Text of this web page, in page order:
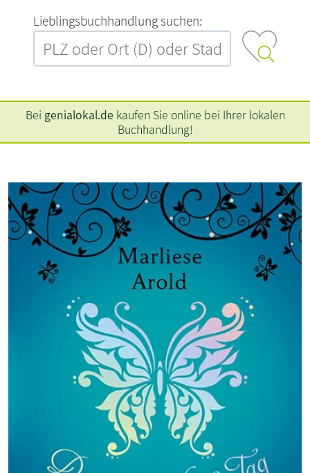
L‍i‍e‍b‍l‍i‍n‍g‍s‍b‍u‍c‍h‍h‍a‍n‍d‍l‍u‍n‍g‍ ‍s‍u‍c‍h‍e‍n‍:‍
Bei genialokal.de kaufen Sie online bei Ihrer lokalen
Buchhandlung!